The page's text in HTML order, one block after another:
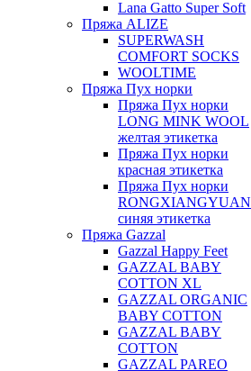
Lana Gatto Super Soft
Пряжа ALIZE
SUPERWASH
COMFORT SOCKS
WOOLTIME
Пряжа Пух норки
Пряжа Пух норки
LONG MINK WOOL
желтая этикетка
Пряжа Пух норки
красная этикетка
Пряжа Пух норки
RONGXIANGYUAN
синяя этикетка
Пряжа Gazzal
Gazzal Happy Feet
GAZZAL BABY
COTTON XL
GAZZAL ORGANIC
BABY COTTON
GAZZAL BABY
COTTON
GAZZAL PAREO